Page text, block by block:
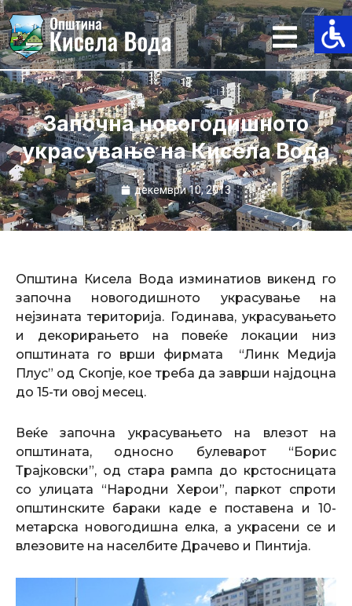
Skip
to
content
Започна новогодишното
украсување на Кисела Вода
декември 10, 2013
Општина Кисела Вода изминатиов викенд го
започна новогодишното украсување на
нејзината територија. Годинава, украсувањето
и декорирањето на повеќе локации низ
општината го врши фирмата “Линк Медија
Плус” од Скопје, кое треба да заврши најдоцна
до 15-ти овој месец.
Веќе започна украсувањето на влезот на
општината, односно булеварот “Борис
Трајковски”, од стара рампа до крстосницата
со улицата “Народни Херои”, паркот спроти
општинските бараки каде е поставена и 10-
метарска новогодишна елка, а украсени се и
влезовите на населбите Драчево и Пинтија.